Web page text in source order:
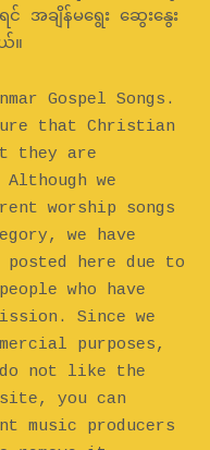
အချိန်မရွေး ဆွေးနွေး
။
Gospel Songs.
that Christian
they are
we
worship songs
we have
posted here due to
who have
Since we
purposes,
not like the
you can
music producers